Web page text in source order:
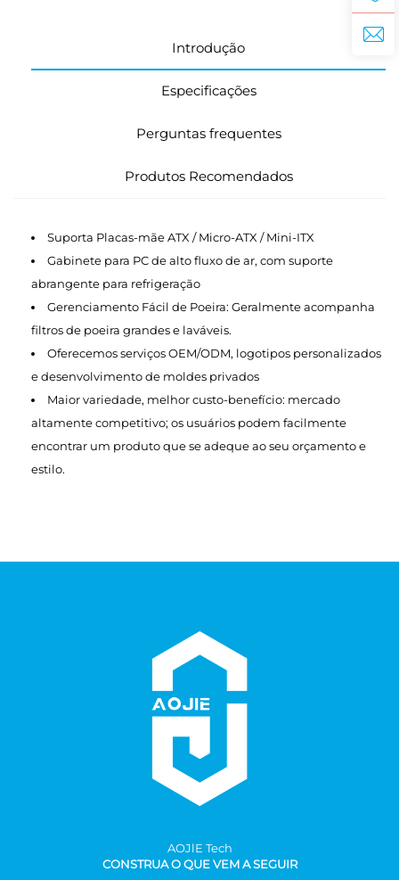
Introdução
Especificações
Perguntas frequentes
Produtos Recomendados
Suporta Placas-mãe ATX / Micro-ATX / Mini-ITX
Gabinete para PC de alto fluxo de ar, com suporte
abrangente para refrigeração
Gerenciamento Fácil de Poeira: Geralmente acompanha
filtros de poeira grandes e laváveis.
Oferecemos serviços OEM/ODM, logotipos personalizados
e desenvolvimento de moldes privados
Maior variedade, melhor custo-benefício: mercado
altamente competitivo; os usuários podem facilmente
encontrar um produto que se adeque ao seu orçamento e
estilo.
AOJlE Tech
CONSTRUA O QUE VEM A SEGUIR